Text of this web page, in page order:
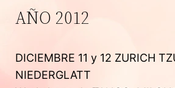
AÑO 2012
DICIEMBRE 11 y 12 ZURICH
NIEDERGLATT